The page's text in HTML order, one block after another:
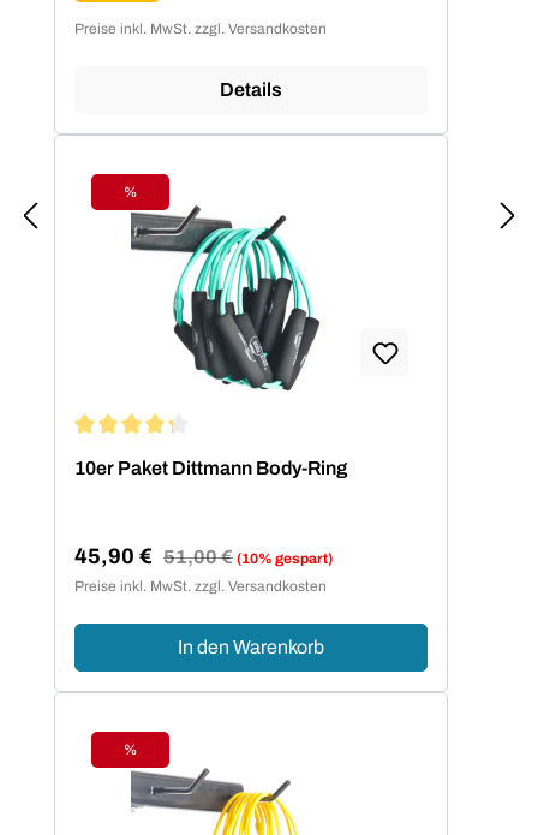
Preise inkl. MwSt. zzgl. Versandkosten
Details
Rabatt
%
10er Paket Dittmann Body-Ring
Verkaufspreis:
45,90 € Regulärer Preis:
51,00 € (10% gespart)
Preise inkl. MwSt. zzgl. Versandkosten
In den Warenkorb
Rabatt
%